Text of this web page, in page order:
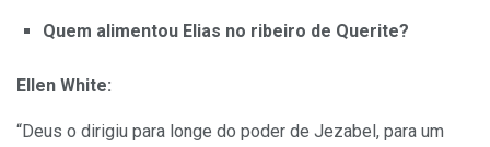
Quem alimentou Elias no ribeiro de Querite?
Ellen White:
“Deus o dirigiu para longe do poder de Jezabel, para um